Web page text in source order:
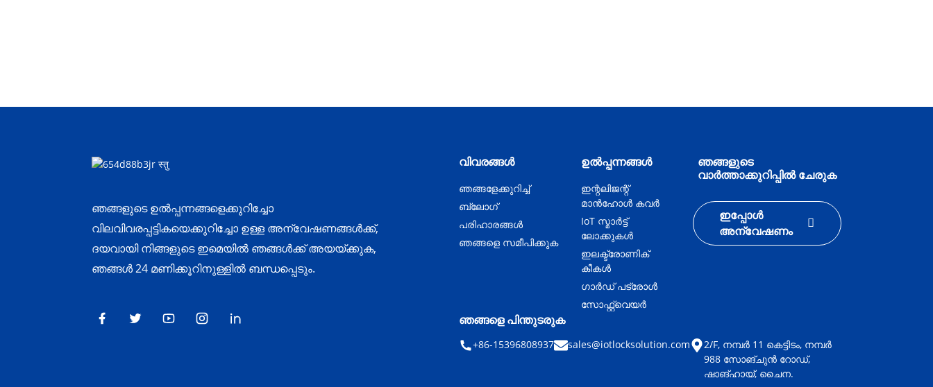
ഞങ്ങളുടെ ഉൽപ്പന്നങ്ങളെക്കുറിച്ചോ
വിലവിവരപ്പട്ടികയെക്കുറിച്ചോ ഉള്ള അന്വേഷണങ്ങൾക്ക്,
ദയവായി നിങ്ങളുടെ ഇമെയിൽ ഞങ്ങൾക്ക് അയയ്ക്കുക,
ഞങ്ങൾ 24 മണിക്കൂറിനുള്ളിൽ ബന്ധപ്പെടും.
വിവരങ്ങൾ
ഞങ്ങളേക്കുറിച്ച്
ബ്ലോഗ്
പരിഹാരങ്ങൾ
ഞങ്ങളെ സമീപിക്കുക
ഉൽപ്പന്നങ്ങൾ
ഇന്റലിജന്റ്
മാൻഹോൾ കവർ
IoT സ്മാർട്ട്
ലോക്കുകൾ
ഇലക്ട്രോണിക്
കീകൾ
ഗാർഡ് പട്രോൾ
സോഫ്റ്റ്‌വെയർ
ഞങ്ങളുടെ
വാർത്താക്കുറിപ്പിൽ ചേരുക
ഇപ്പോൾ
അന്വേഷണം
ഞങ്ങളെ പിന്തുടരുക
+86-15396808937 sales@iotlocksolution.com
2/F, നമ്പർ 11 കെട്ടിടം, നമ്പർ
988 സോങ്‌ചുൻ റോഡ്,
ഷാങ്ഹായ്, ചൈന.